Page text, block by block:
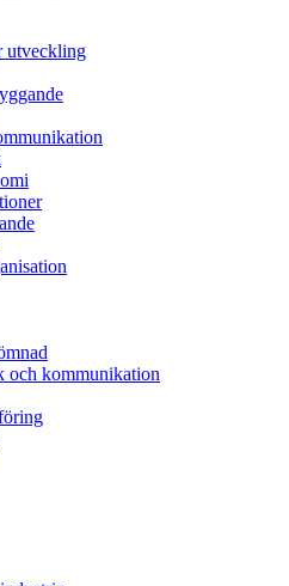
utveckling
och kommunikation